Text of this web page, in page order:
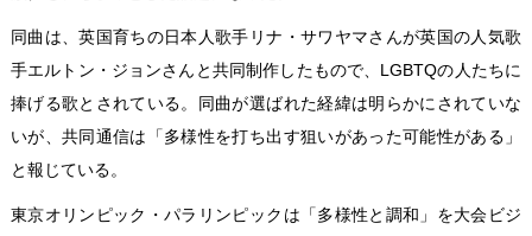
同曲は、英国育ちの日本人歌手リナ・サワヤマさんが英国の人気歌
手エルトン・ジョンさんと共同制作したもので、LGBTQの人たちに
捧げる歌とされている。同曲が選ばれた経緯は明らかにされていな
いが、共同通信は「多様性を打ち出す狙いがあった可能性がある」
と報じている。
東京オリンピック・パラリンピックは「多様性と調和」を大会ビジ